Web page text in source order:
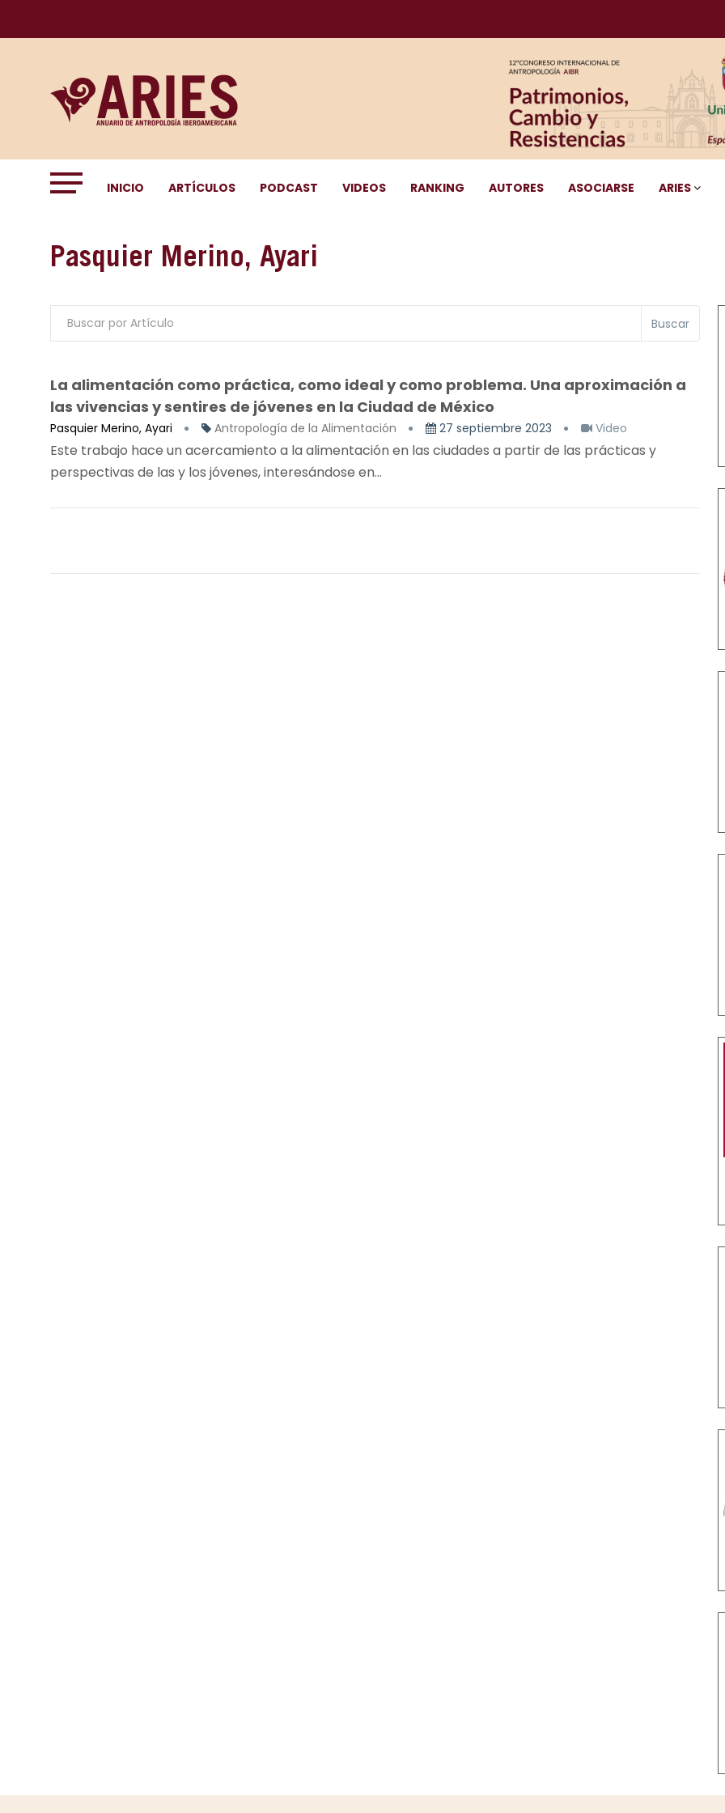
INICIO ARTÍCULOS PODCAST VIDEOS RANKING AUTORES ASOCIARSE ARIES
Pasquier Merino, Ayari
Buscar
La alimentación como práctica, como ideal y como problema. Una aproximación a
las vivencias y sentires de jóvenes en la Ciudad de México
Pasquier Merino, Ayari Antropología de la Alimentación 27 septiembre 2023 Video
Este trabajo hace un acercamiento a la alimentación en las ciudades a partir de las prácticas y
perspectivas de las y los jóvenes, interesándose en...